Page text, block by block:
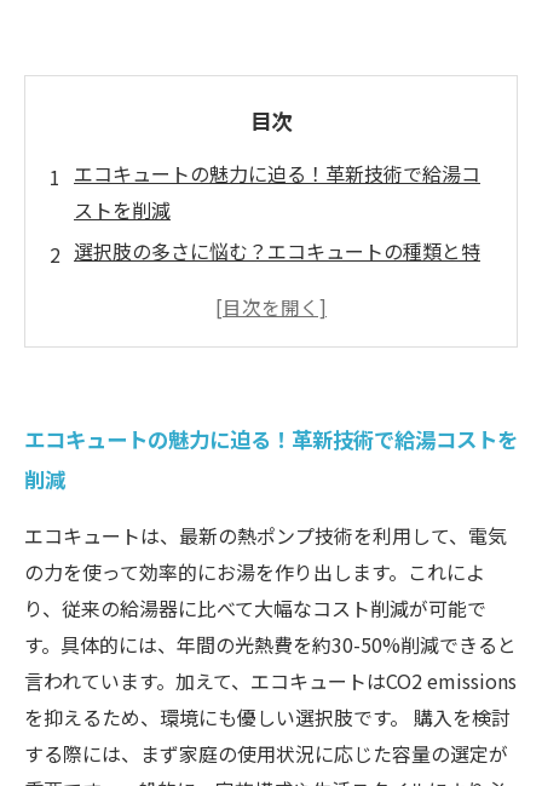
目次
エコキュートの魅力に迫る！革新技術で給湯コ
ストを削減
選択肢の多さに悩む？エコキュートの種類と特
使い方で変わるエコキュートの性能とは？機能
設置条件はこれだ！賢いエコキュート選びの方
理想のエコキュートとの出会い！選び方のステ
ップを紹介
エコキュートを導入して快適な生活を！成功事
例とアドバイス
エコキュートの魅力に迫る！革新技術で給湯コストを
削減
エコキュートは、最新の熱ポンプ技術を利用して、電気
の力を使って効率的にお湯を作り出します。これによ
り、従来の給湯器に比べて大幅なコスト削減が可能で
す。具体的には、年間の光熱費を約30-50%削減できると
言われています。加えて、エコキュートはCO2 emissions
を抑えるため、環境にも優しい選択肢です。 購入を検討
する際には、まず家庭の使用状況に応じた容量の選定が